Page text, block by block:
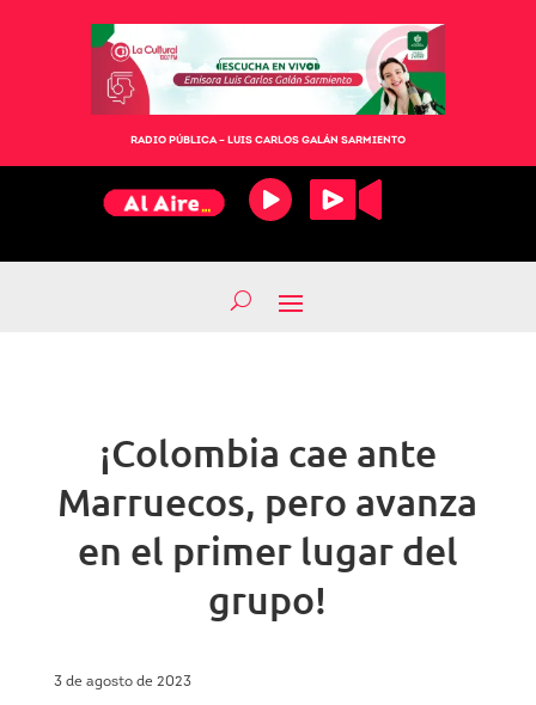
RADIO PÚBLICA – LUIS CARLOS GALÁN SARMIENTO
¡Colombia cae ante
Marruecos, pero avanza
en el primer lugar del
grupo!
3 de agosto de 2023